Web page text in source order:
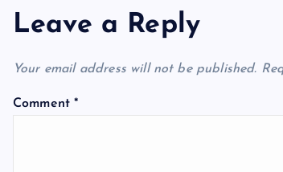
n
a
v
Leave a Reply
Your email address will not be published.
Comment*